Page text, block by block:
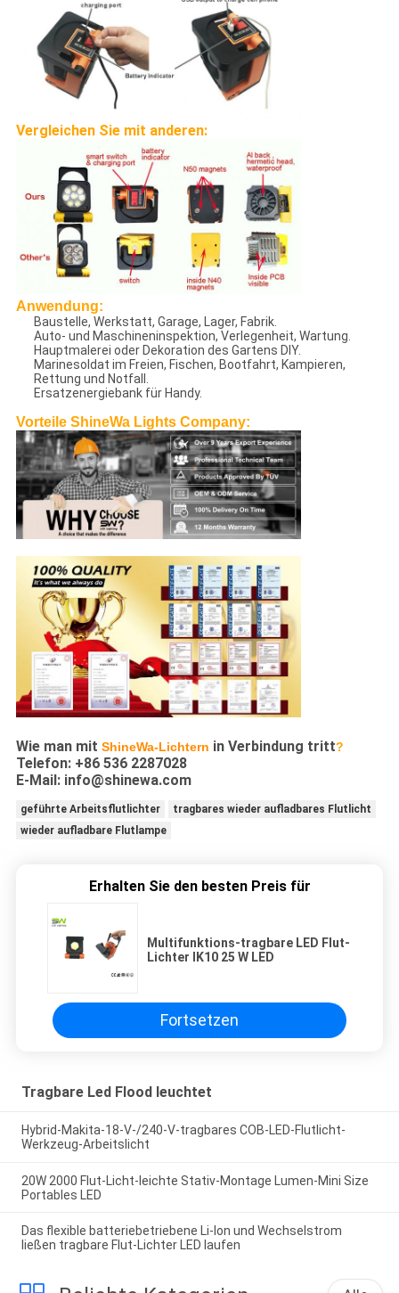
Vergleichen Sie mit anderen:
Anwendung:
Baustelle, Werkstatt, Garage, Lager, Fabrik.
Auto- und Maschineninspektion, Verlegenheit, Wartung.
Hauptmalerei oder Dekoration des Gartens DIY.
Marinesoldat im Freien, Fischen, Bootfahrt, Kampieren,
Rettung und Notfall.
Ersatzenergiebank für Handy.
Vorteile ShineWa Lights Company:
Wie man mit ShineWa-Lichtern in Verbindung tritt?
Telefon: +86 536 2287028
E-Mail: info@shinewa.com
geführte Arbeitsflutlichter
tragbares wieder aufladbares Flutlicht
wieder aufladbare Flutlampe
Erhalten Sie den besten Preis für
Multifunktions-tragbare LED Flut-
Lichter IK10 25 W LED
Fortsetzen
Tragbare Led Flood leuchtet
Hybrid-Makita-18-V-/240-V-tragbares COB-LED-Flutlicht-
Werkzeug-Arbeitslicht
20W 2000 Flut-Licht-leichte Stativ-Montage Lumen-Mini Size
Portables LED
Das flexible batteriebetriebene Li-Ion und Wechselstrom
ließen tragbare Flut-Lichter LED laufen